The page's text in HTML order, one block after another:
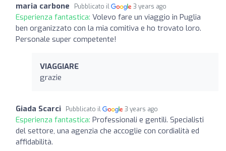
maria carbone Pubblicato il 3 years ago
Esperienza fantastica: Volevo fare un viaggio in Puglia
ben organizzato con la mia comitiva e ho trovato loro.
Personale super competente!
VIAGGIARE
grazie
Giada Scarci Pubblicato il 3 years ago
Esperienza fantastica: Professionali e gentili. Specialisti
del settore, una agenzia che accoglie con cordialità ed
affidabilità.